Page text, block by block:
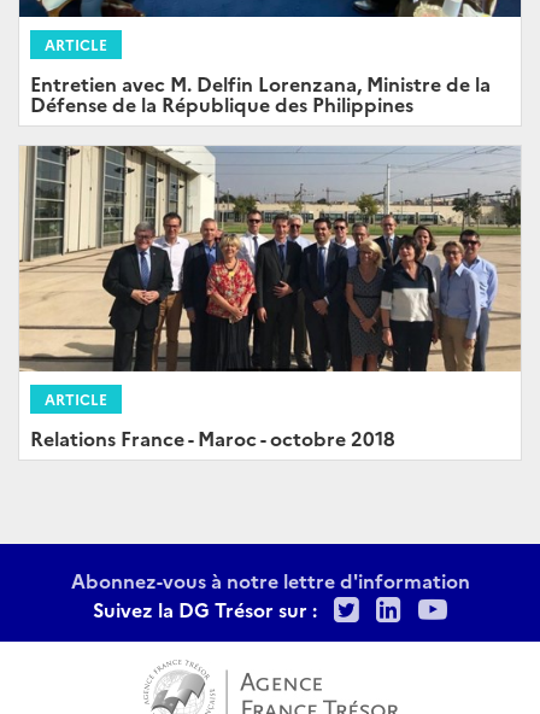
ARTICLE
Entretien avec M. Delfin Lorenzana, Ministre de la
Défense de la République des Philippines
ARTICLE
Relations France - Maroc - octobre 2018
Abonnez-vous à notre lettre d'information
Suivez la DG Trésor sur :
TwitterLinkedIn